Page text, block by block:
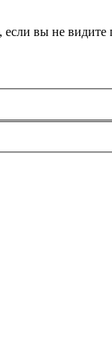
если вы не видите